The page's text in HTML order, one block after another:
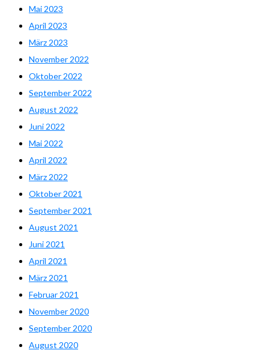
Mai 2023
April 2023
März 2023
November 2022
Oktober 2022
September 2022
August 2022
Juni 2022
Mai 2022
April 2022
März 2022
Oktober 2021
September 2021
August 2021
Juni 2021
April 2021
März 2021
Februar 2021
November 2020
September 2020
August 2020